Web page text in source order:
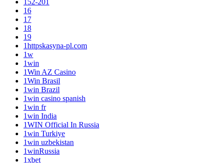
16
17
18
19
1httpskasyna-pl.com
1w
1win
1Win AZ Casino
1Win Brasil
1win Brazil
1win casino spanish
1win fr
1win India
1WIN Official In Russia
1win Turkiye
1win uzbekistan
1winRussia
1xbet